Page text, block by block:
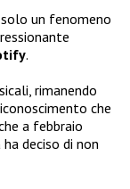
un fenomeno
.
rimanendo
che
che a febbraio
ha deciso di non